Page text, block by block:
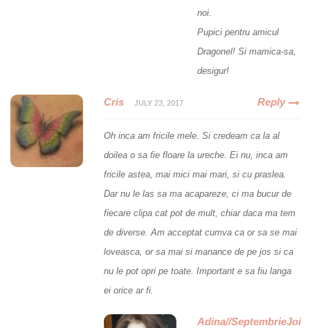
noi.
Pupici pentru amicul
Dragonel! Si mamica-sa,
desigur!
Cris JULY 23, 2017 Reply
Oh inca am fricile mele. Si credeam ca la al
doilea o sa fie floare la ureche. Ei nu, inca am
fricile astea, mai mici mai mari, si cu praslea.
Dar nu le las sa ma acapareze, ci ma bucur de
fiecare clipa cat pot de mult, chiar daca ma tem
de diverse. Am acceptat cumva ca or sa se mai
loveasca, or sa mai si manance de pe jos si ca
nu le pot opri pe toate. Important e sa fiu langa
ei orice ar fi.
Adina//SeptembrieJoi